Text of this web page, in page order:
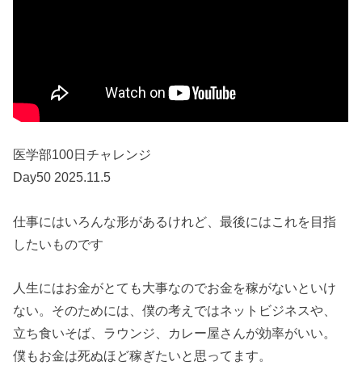
医学部100日チャレンジ
Day50 2025.11.5
仕事にはいろんな形があるけれど、最後にはこれを目指
したいものです
人生にはお金がとても大事なのでお金を稼がないといけ
ない。そのためには、僕の考えではネットビジネスや、
立ち食いそば、ラウンジ、カレー屋さんが効率がいい。
僕もお金は死ぬほど稼ぎたいと思ってます。